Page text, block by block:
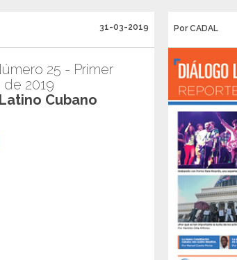
31-03-2019
25 - Primer
de 2019
Cubano
Por CADAL